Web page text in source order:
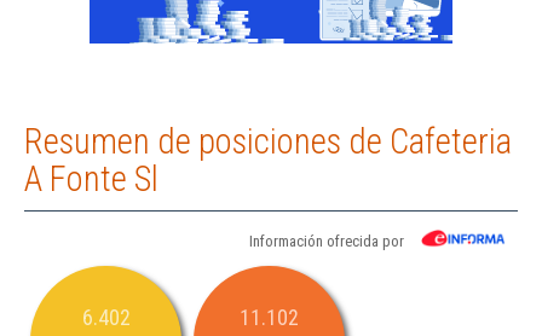
Resumen de posiciones de Cafeteria
A Fonte Sl
Información ofrecida por
6.402 11.102